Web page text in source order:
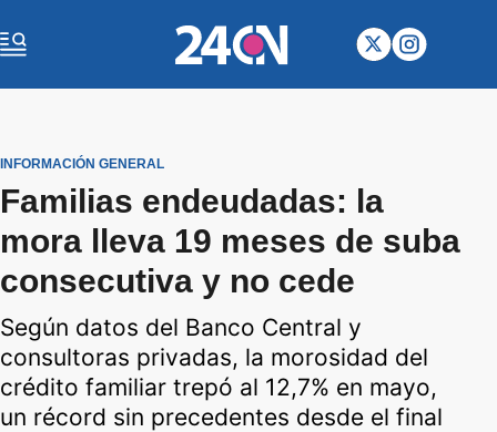
INFORMACIÓN GENERAL
Familias endeudadas: la
mora lleva 19 meses de suba
consecutiva y no cede
Según datos del Banco Central y
consultoras privadas, la morosidad del
crédito familiar trepó al 12,7% en mayo,
un récord sin precedentes desde el final